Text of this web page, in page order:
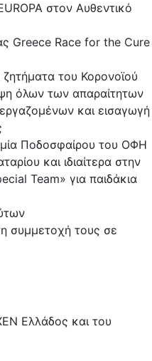
στον Αυθεντικό
Greece Race for the Cure
του Κορονοϊού
όλων των απαραίτητων
και εισαγωγή
Ποδοσφαίρου του ΟΦΗ
και ιδιαίτερα στην
Team» για παιδάκια
συμμετοχή τους σε
Ελλάδος και του